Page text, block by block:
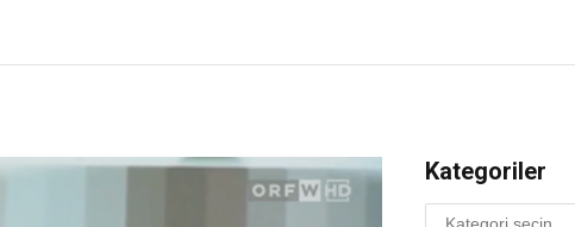
Kategoriler
Kategoriler